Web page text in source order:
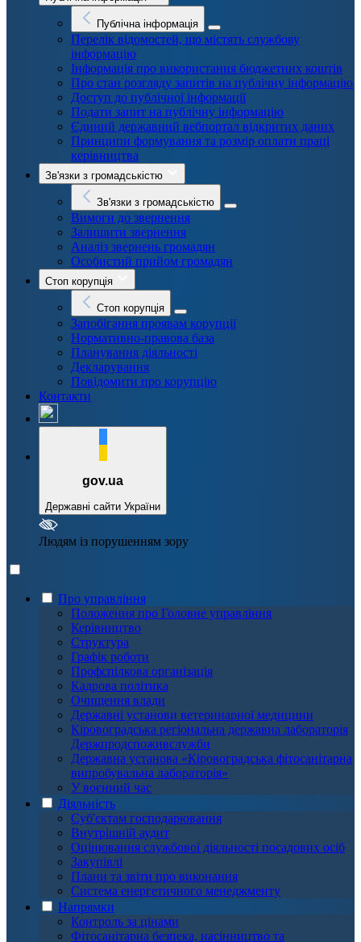
Публічна інформація
Перелік відомостей, що містять службову
інформацію
Інформація про використання бюджетних коштів
Про стан розгляду запитів на публічну інформацію
Доступ до публічної інформації
Подати запит на публічну інформацію
Єдиний державний вебпортал відкритих даних
Принципи формування та розмір оплати праці
керівництва
Зв'язки з громадськістю
Зв'язки з громадськістю
Вимоги до звернення
Залишити звернення
Аналіз звернень громадян
Особистий прийом громадян
Стоп корупція
Стоп корупція
Запобігання проявам корупції
Нормативно-правова база
Планування діяльності
Декларування
Повідомити про корупцію
Контакти
gov.ua
Державні сайти України
Людям із порушенням зору
Про управління
Положення про Головне управління
Керівництво
Структура
Графік роботи
Профспілкова організація
Кадрова політика
Очищення влади
Державні установи ветеринарної медицини
Кіровоградська регіональна державна лабораторія
Держпродспоживслужби
Державна установа «Кіровоградська фітосанітарна
випробувальна лабораторія»
У воєнний час
Діяльність
Суб'єктам господарювання
Внутрішній аудит
Оцінювання службової діяльності посадових осіб
Закупівлі
Плани та звіти про виконання
Система енергетичного менеджменту
Напрямки
Контроль за цінами
Фітосанітарна безпека, насінництво та